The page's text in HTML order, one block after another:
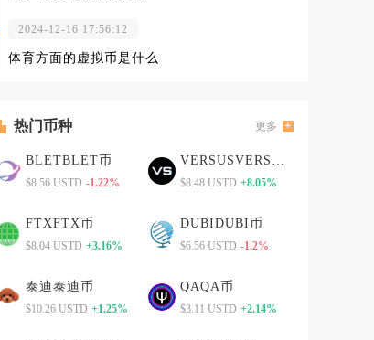
2024-12-16 17:56:12
体育方面的虚拟币是什么
热门币种 更多
BLETBLET币
$8.56 USTD -1.22%
VERSUSVERSUS币
$8.48 USTD +8.05%
FTXFTX币
$8.04 USTD +3.16%
DUBIDUBI币
$6.56 USTD -1.2%
泰迪泰迪币
$10.26 USTD +1.25%
QAQA币
$3.11 USTD +2.14%